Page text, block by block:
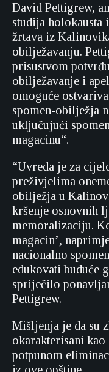
David Pettigrew,
studija holokausta
žrtava iz
obilježavanju.
prisustvom
obilježavanje i
omoguće
spomen-obilježja
uključujući
magacinu“.
“Uvreda je za
preživjelima
obilježja u
kršenje osnovnih
memoralizaciju.
magacin’,
nacionalno
edukovati buduće
spriječilo
Pettigrew.
Mišljenja je da su
okarakterisani
potpunom